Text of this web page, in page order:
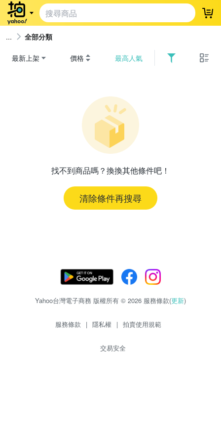
登
全部分類
最新上架 價格 最高人氣
找不到商品嗎？換換其他條件吧！
清除條件再搜尋
Yahoo台灣電子商務 版權所有 © 2026 服務條款(更新)
服務條款 | 隱私權 | 拍賣使用規範
交易安全